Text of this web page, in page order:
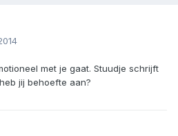
met je gaat. Stuudje schrijft
jij behoefte aan?